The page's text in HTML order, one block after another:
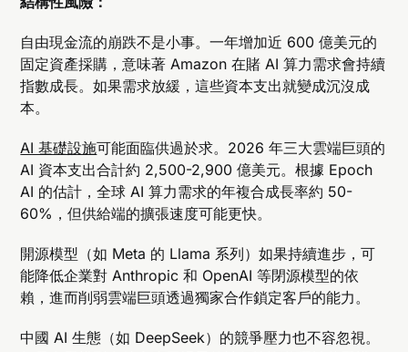
自由現金流的崩跌不是小事。一年增加近 600 億美元的
固定資產採購，意味著 Amazon 在賭 AI 算力需求會持續
指數成長。如果需求放緩，這些資本支出就變成沉沒成
本。
AI 基礎設施可能面臨供過於求。2026 年三大雲端巨頭的
AI 資本支出合計約 2,500-2,900 億美元。根據 Epoch
AI 的估計，全球 AI 算力需求的年複合成長率約 50-
60%，但供給端的擴張速度可能更快。
開源模型（如 Meta 的 Llama 系列）如果持續進步，可
能降低企業對 Anthropic 和 OpenAI 等閉源模型的依
賴，進而削弱雲端巨頭透過獨家合作鎖定客戶的能力。
中國 AI 生態（如 DeepSeek）的競爭壓力也不容忽視。